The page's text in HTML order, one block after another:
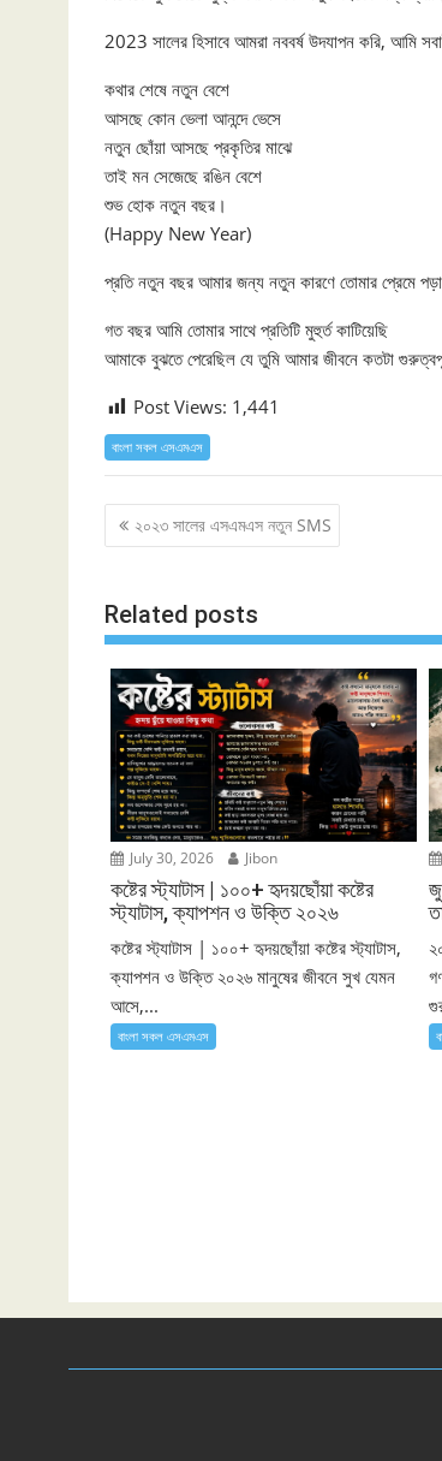
2023 সালের হিসাবে আমরা নববর্ষ উদযাপন করি, আমি
কথার শেষে নতুন বেশে
আসছে কোন ভেলা আনন্দে ভেসে
নতুন ছোঁয়া আসছে প্রকৃতির মাঝে
তাই মন সেজেছে রঙিন বেশে
শুভ হোক নতুন বছর।
(Happy New Year)
প্রতি নতুন বছর আমার জন্য নতুন কারণে তোমার প্রেমে
গত বছর আমি তোমার সাথে প্রতিটি মুহুর্ত কাটিয়েছি
আমাকে বুঝতে পেরেছিল যে তুমি আমার জীবনে কতটা
Post Views: 1,441
বাংলা সকল এসএমএস
Post
navigation
২০২৩ সালের এসএমএস নতুন SMS
Related posts
July 30, 2026 Jibon
কষ্টের স্ট্যাটাস | ১০০+ হৃদয়ছোঁয়া কষ্টের
স্ট্যাটাস, ক্যাপশন ও উক্তি ২০২৬
কষ্টের স্ট্যাটাস | ১০০+ হৃদয়ছোঁয়া কষ্টের স্ট্যাটাস,
ক্যাপশন ও উক্তি ২০২৬ মানুষের জীবনে সুখ যেমন
আসে,...
বাংলা সকল এসএমএস